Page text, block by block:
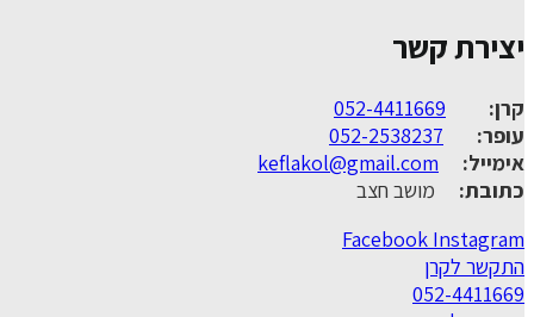
יצירת קשר
קרן:
052-4411669
עופר:
052-2538237
אימייל:
keflakol@gmail.com
כתובת: מושב חצב
Facebook Instagram
התקשר לקרן
052-4411669